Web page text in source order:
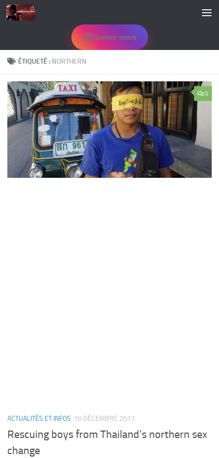
Skip to content
Suivez-nous
ÉTIQUETÉ : NORTHERN
0
ACTUALITÉS ET INFOS 10 DÉCEMBRE 2017
Rescuing boys from Thailand’s northern sex
change